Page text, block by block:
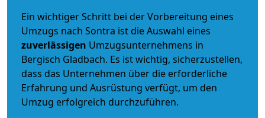
Ein wichtiger Schritt bei der Vorbereitung eines
Umzugs nach Sontra ist die Auswahl eines
zuverlässigen Umzugsunternehmens in
Bergisch Gladbach. Es ist wichtig, sicherzustellen,
dass das Unternehmen über die erforderliche
Erfahrung und Ausrüstung verfügt, um den
Umzug erfolgreich durchzuführen.